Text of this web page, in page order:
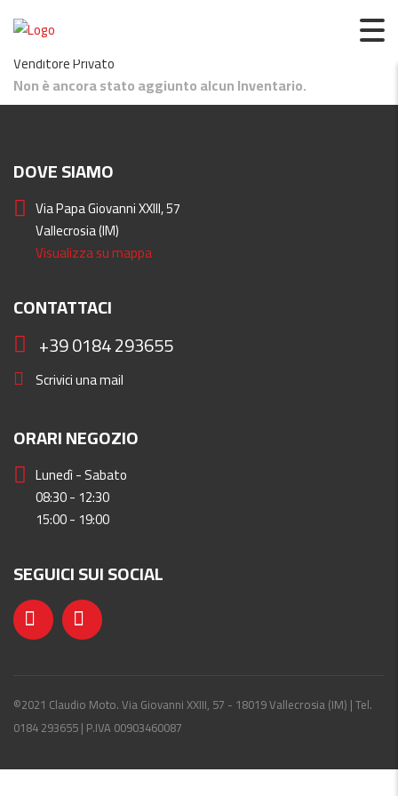
Claudio Moto
Venditore Privato
Non è ancora stato aggiunto alcun Inventario.
DOVE SIAMO
Via Papa Giovanni XXIII, 57
Vallecrosia (IM)
Visualizza su mappa
CONTATTACI
+39 0184 293655
Scrivici una mail
ORARI NEGOZIO
Lunedì - Sabato
08:30 - 12:30
15:00 - 19:00
SEGUICI SUI SOCIAL
©2021 Claudio Moto. Via Giovanni XXIII, 57 - 18019 Vallecrosia (IM) | Tel.
0184 293655 | P.IVA 00903460087